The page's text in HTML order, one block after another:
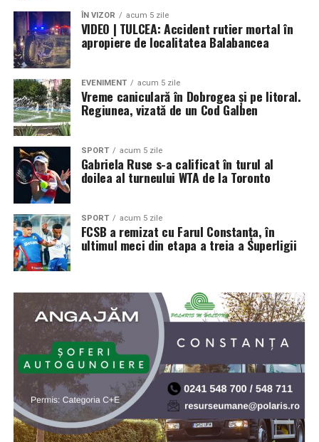
ÎN VIZOR acum 5 zile
VIDEO | TULCEA: Accident rutier mortal în
apropiere de localitatea Balabancea
EVENIMENT acum 5 zile
Vreme caniculară în Dobrogea și pe litoral.
Regiunea, vizată de un Cod Galben
SPORT acum 5 zile
Gabriela Ruse s-a calificat în turul al
doilea al turneului WTA de la Toronto
SPORT acum 5 zile
FCSB a remizat cu Farul Constanța, în
ultimul meci din etapa a treia a Superligii